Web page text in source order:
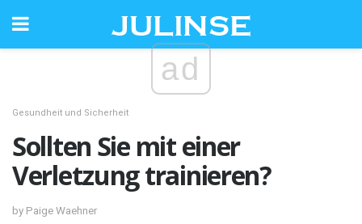
ad
Gesundheit und Sicherheit
Sollten Sie mit einer
Verletzung trainieren?
by Paige Waehner